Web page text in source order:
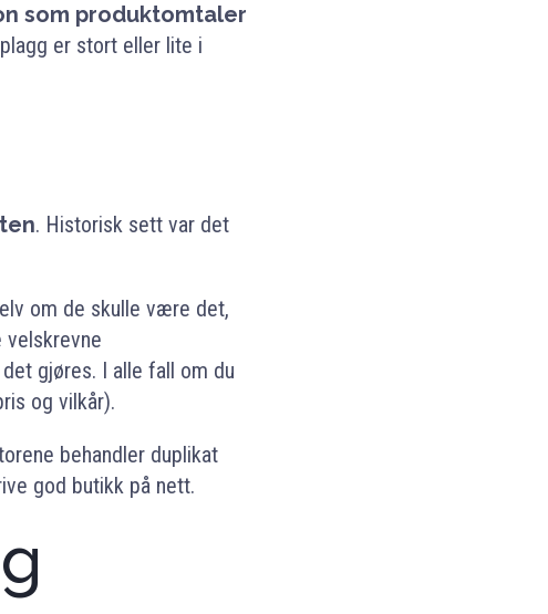
som produktomtaler
er stort eller lite i
. Historisk sett var det
om de skulle være det,
velskrevne
gjøres. I alle fall om du
og vilkår).
behandler duplikat
god butikk på nett.